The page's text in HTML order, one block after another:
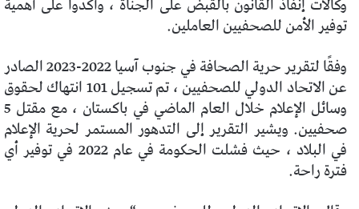
توفير الأمن للصحفيين العاملين.
وفقًا لتقرير حرية الصحافة في جنوب آسيا 2022-2023 الصادر
عن الاتحاد الدولي للصحفيين ، تم تسجيل 101 انتهاك لحقوق
وسائل الإعلام خلال العام الماضي في باكستان ، مع مقتل 5
صحفيين. ويشير التقرير إلى التدهور المستمر لحرية الإعلام
في البلاد ، حيث فشلت الحكومة في عام 2022 في توفير أي
فترة راحة.